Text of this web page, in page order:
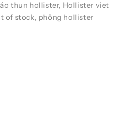
áo thun hollister, Hollister viet
of stock, phông hollister